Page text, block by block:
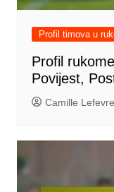
Profil timova u
Profil
Povijest,
Camille Lefevre